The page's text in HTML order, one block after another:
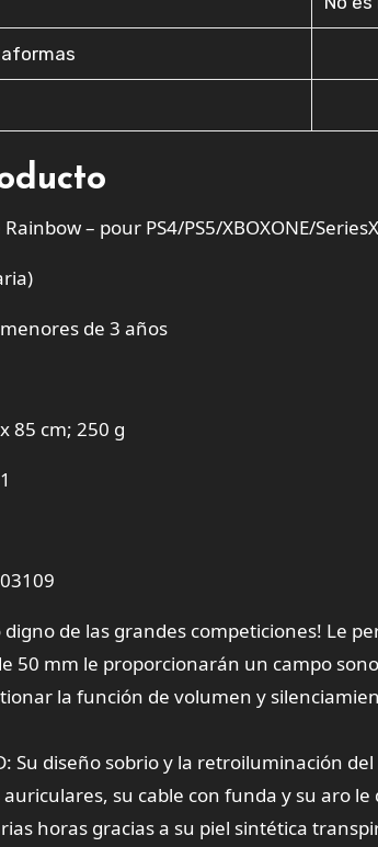
– pour PS4/PS5/XBOXONE/
de 3 años
85 cm; 250 g
digno de las grandes competiciones!
50 mm le proporcionarán un campo
la función de volumen y
Su diseño sobrio y la retroiluminación
su cable con funda y su aro
horas gracias a su piel sintética